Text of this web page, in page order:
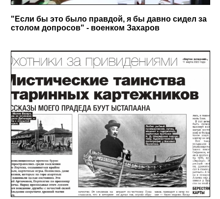
"Если бы это было правдой, я бы давно сидел за
столом допросов" - военком Захаров